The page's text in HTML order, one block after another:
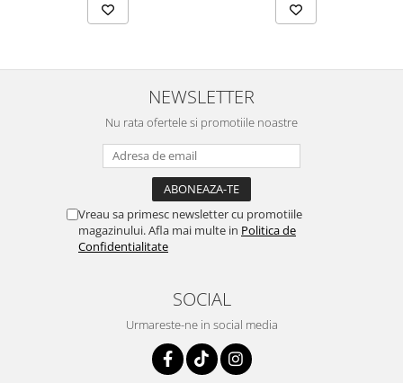
NEWSLETTER
Nu rata ofertele si promotiile noastre
Vreau sa primesc newsletter cu promotiile
magazinului. Afla mai multe in Politica de
Confidentialitate
SOCIAL
Urmareste-ne in social media